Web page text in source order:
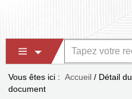
Vous êtes ici : Accueil / Détail du
document